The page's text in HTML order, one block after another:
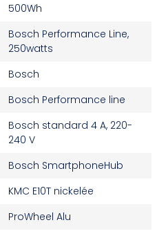
500Wh
Bosch Performance Line,
250watts
Bosch
Bosch Performance line
Bosch standard 4 A, 220-
240 V
Bosch SmartphoneHub
KMC E10T nickelée
ProWheel Alu